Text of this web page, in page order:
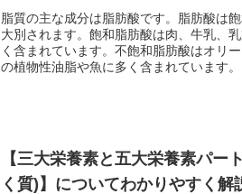
脂質の主な成分は脂肪酸です。脂肪酸は
大別されます。飽和脂肪酸は肉、牛乳、
く含まれています。不飽和脂肪酸はオリ
の植物性油脂や魚に多く含まれています
【三大栄養素と五大栄養素パ
く質)】についてわかりやすく解